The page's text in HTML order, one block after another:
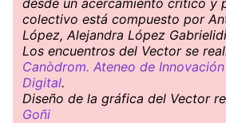
desde un acercamiento crítico y
colectivo está compuesto por
López, Alejandra López
Los encuentros del Vector se
Canòdrom. Ateneo de
Digital.
Diseño de la gráfica del Vector
Goñi